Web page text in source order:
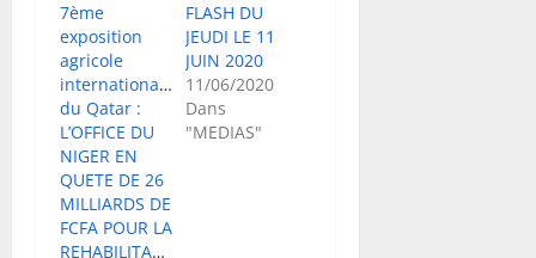
7ème
exposition
agricole
internationale
du Qatar :
L’OFFICE DU
NIGER EN
QUETE DE 26
MILLIARDS DE
FCFA POUR LA
REHABILITATION
FLASH DU
JEUDI LE 11
JUIN 2020
11/06/2020
Dans
"MEDIAS"